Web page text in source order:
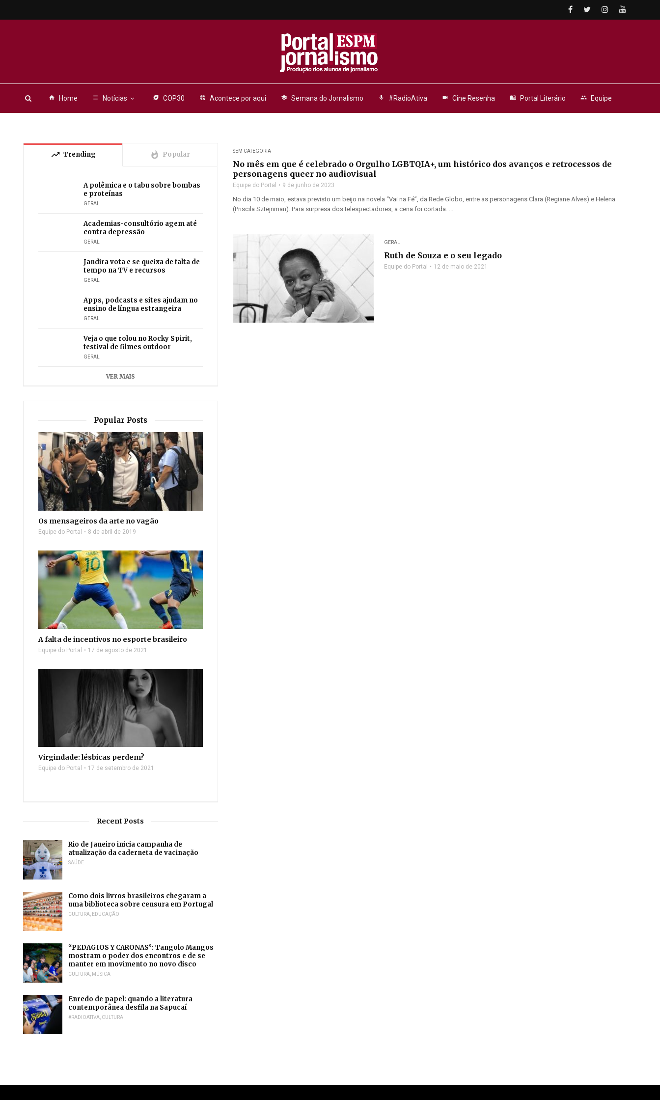
home Home view_headline Notícias energy_savings_leaf COP30 ads_click Acontece por aqui school Semana do Jornalismo mic #RadioAtiva videocam Cine Resenha menu_book Portal Literário people Equipe
SEM CATEGORIA
No mês em que é celebrado o Orgulho LGBTQIA+, um histórico dos avanços e retrocessos de
personagens queer no audiovisual
Equipe do Portal 9 de junho de 2023
No dia 10 de maio, estava previsto um beijo na novela “Vai na Fé”, da Rede Globo, entre as personagens Clara (Regiane Alves) e Helena
(Priscila Sztejnman). Para surpresa dos telespectadores, a cena foi cortada. ...
GERAL
Ruth de Souza e o seu legado
Equipe do Portal 12 de maio de 2021
trending_up Trending whatshot Popular
A polêmica e o tabu sobre bombas
e proteínas
GERAL
Academias-consultório agem até
contra depressão
GERAL
Jandira vota e se queixa de falta de
tempo na TV e recursos
GERAL
Apps, podcasts e sites ajudam no
ensino de língua estrangeira
GERAL
Veja o que rolou no Rocky Spirit,
festival de filmes outdoor
GERAL
VER MAIS
Popular Posts
Os mensageiros da arte no vagão
Equipe do Portal 8 de abril de 2019
A falta de incentivos no esporte brasileiro
Equipe do Portal 17 de agosto de 2021
Virgindade: lésbicas perdem?
Equipe do Portal 17 de setembro de 2021
Recent Posts
Rio de Janeiro inicia campanha de
atualização da caderneta de vacinação
SAÚDE
Como dois livros brasileiros chegaram a
uma biblioteca sobre censura em Portugal
CULTURA, EDUCAÇÃO
“PEDAGIOS Y CARONAS”: Tangolo Mangos
mostram o poder dos encontros e de se
manter em movimento no novo disco
CULTURA, MÚSICA
Enredo de papel: quando a literatura
contemporânea desfila na Sapucaí
#RADIOATIVA, CULTURA